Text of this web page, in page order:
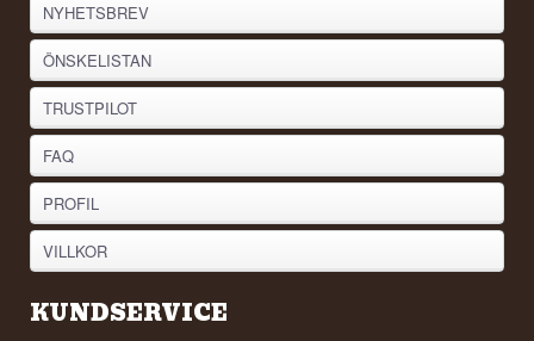
NYHETSBREV
ÖNSKELISTAN
TRUSTPILOT
FAQ
PROFIL
VILLKOR
KUNDSERVICE